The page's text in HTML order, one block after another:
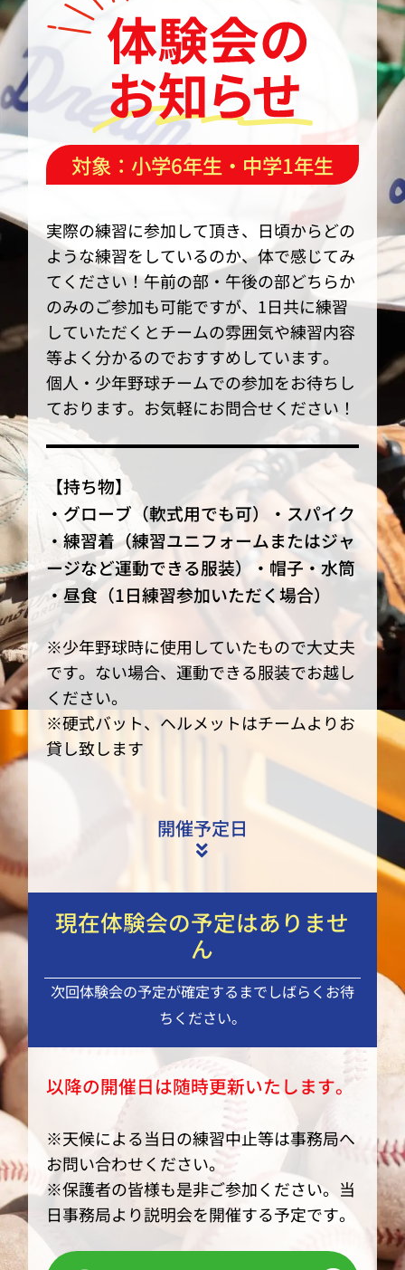
対象：小学6年生・中学1年生
実際の練習に参加して頂き、日頃からどの
ような練習をしているのか、体で感じてみ
てください！午前の部・午後の部どちらか
のみのご参加も可能ですが、1日共に練習
していただくとチームの雰囲気や練習内容
等よく分かるのでおすすめしています。
個人・少年野球チームでの参加をお待ちし
ております。お気軽にお問合せください！
【持ち物】
・グローブ（軟式用でも可）・スパイク
・練習着（練習ユニフォームまたはジャ
ージなど運動できる服装）・帽子・水筒
・昼食（1日練習参加いただく場合）
※少年野球時に使用していたもので大丈夫
です。ない場合、運動できる服装でお越し
ください。
※硬式バット、ヘルメットはチームよりお
貸し致します
現在体験会の予定はありませ
ん
次回体験会の予定が確定するまでしばらくお待
ちください。
以降の開催日は随時更新いたします。
※天候による当日の練習中止等は事務局へ
お問い合わせください。
※保護者の皆様も是非ご参加ください。当
日事務局より説明会を開催する予定です。